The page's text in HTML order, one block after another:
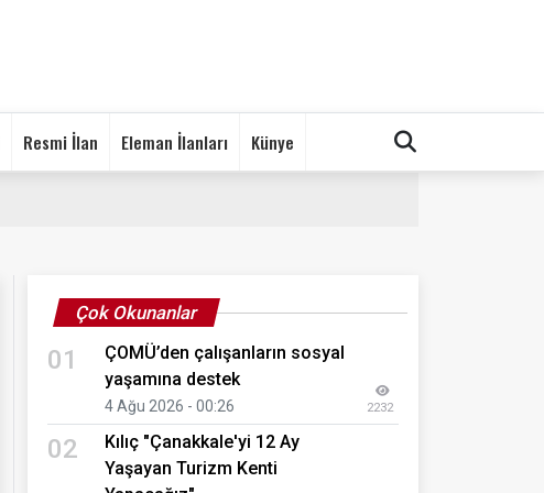
Resmi İlan Eleman İlanları Künye
Çok Okunanlar
01
ÇOMÜ’den çalışanların sosyal
yaşamına destek
4 Ağu 2026 - 00:26 2232
02
Kılıç "Çanakkale'yi 12 Ay
Yaşayan Turizm Kenti